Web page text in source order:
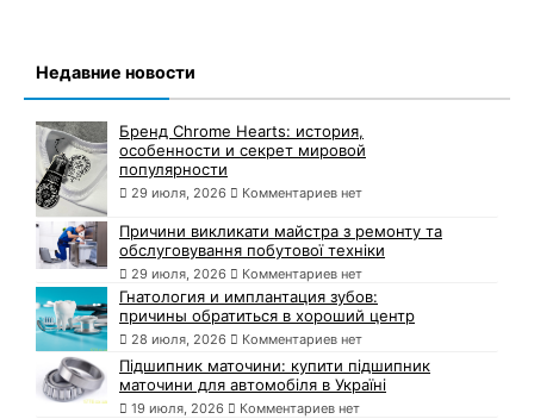
Недавние новости
Бренд Chrome Hearts: история,
особенности и секрет мировой
популярности
29 июля, 2026 Комментариев нет
Причини викликати майстра з ремонту та
обслуговування побутової техніки
29 июля, 2026 Комментариев нет
Гнатология и имплантация зубов:
причины обратиться в хороший центр
28 июля, 2026 Комментариев нет
Підшипник маточини: купити підшипник
маточини для автомобіля в Україні
19 июля, 2026 Комментариев нет